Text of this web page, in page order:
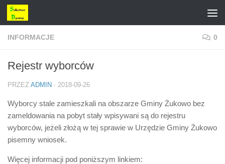
Przejdź do treści
INFORMACJE 0
Rejestr wyborców
PRZEZ ADMIN · 2018-09-26
Wyborcy stale zamieszkali na obszarze Gminy Żukowo bez
zameldowania na pobyt stały wpisywani są do rejestru
wyborców, jeżeli złożą w tej sprawie w Urzędzie Gminy Żukowo
pisemny wniosek.
Więcej informacji pod poniższym linkiem: